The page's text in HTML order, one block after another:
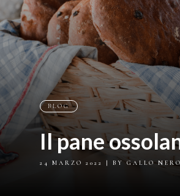
BLOG
Il pane
24 MARZO 2022 | BY GALLO NERO